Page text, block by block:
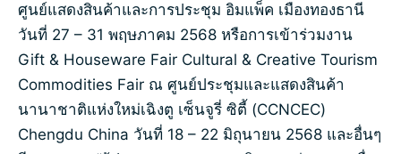
ศูนย์แสดงสินค้าและการประชุม อิมแพ็ค เมืองทองธานี
วันที่ 27 – 31 พฤษภาคม 2568 หรือการเข้าร่วมงาน
Gift & Houseware Fair Cultural & Creative Tourism
Commodities Fair ณ ศูนย์ประชุมและแสดงสินค้า
นานาชาติแห่งใหม่เฉิงตู เซ็นจูรี่ ซิตี้ (CCNCEC)
Chengdu China วันที่ 18 – 22 มิถุนายน 2568 และอื่นๆ